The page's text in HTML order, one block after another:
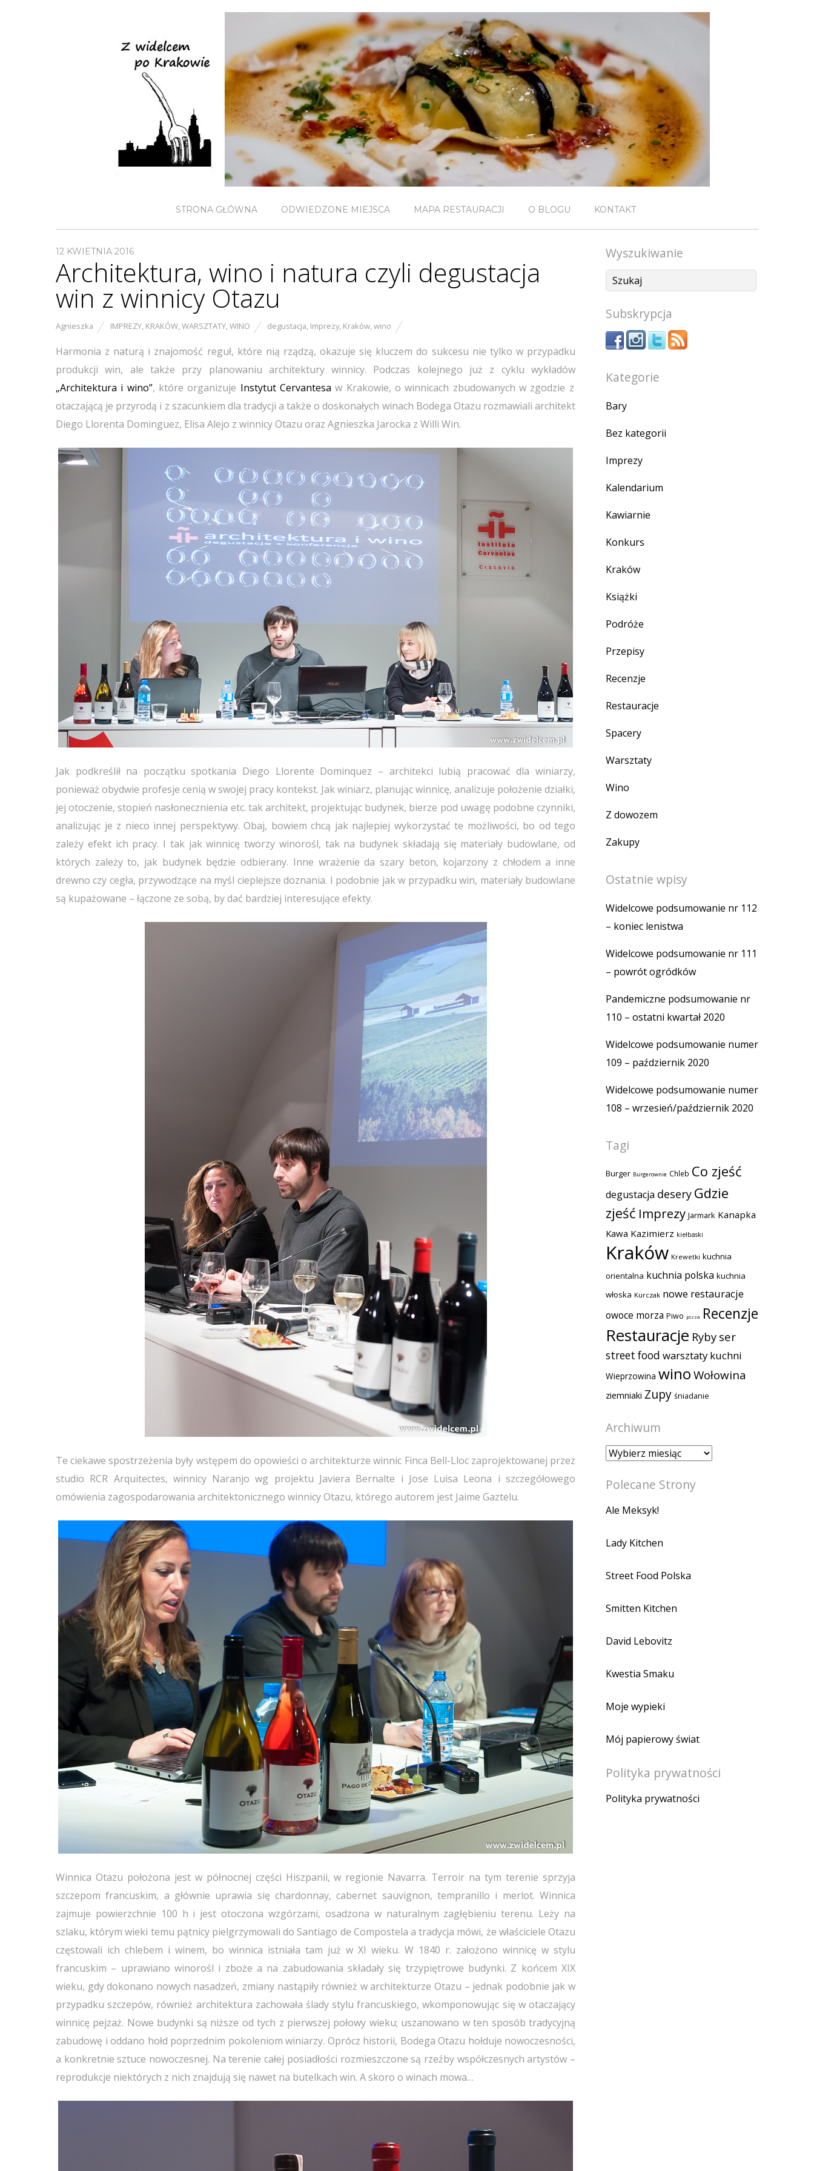
STRONA GŁÓWNA ODWIEDZONE MIEJSCA MAPA RESTAURACJI O BLOGU KONTAKT
12 KWIETNIA 2016
Architektura, wino i natura czyli degustacja
win z winnicy Otazu
Agnieszka IMPREZY, KRAKÓW,WARSZTATY,WINO degustacja, Imprezy, Kraków,wino
Harmonia z naturą i znajomość reguł, które nią rządzą, okazuje się kluczem do sukcesu nie tylko w przypadku
produkcji win, ale także przy planowaniu architektury winnicy. Podczas kolejnego już z cyklu wykładów
„Architektura i wino”, które organizuje Instytut Cervantesa w Krakowie, o winnicach zbudowanych w zgodzie z
otaczającą je przyrodą i z szacunkiem dla tradycji a także o doskonałych winach Bodega Otazu rozmawiali architekt
Diego Llorenta Dominguez, Elisa Alejo z winnicy Otazu oraz Agnieszka Jarocka z Willi Win.
Jak podkreślił na początku spotkania Diego Llorente Dominquez – architekci lubią pracować dla winiarzy,
ponieważ obydwie profesje cenią w swojej pracy kontekst. Jak winiarz, planując winnicę, analizuje położenie działki,
jej otoczenie, stopień nasłonecznienia etc. tak architekt, projektując budynek, bierze pod uwagę podobne czynniki,
analizując je z nieco innej perspektywy. Obaj, bowiem chcą jak najlepiej wykorzystać te możliwości, bo od tego
zależy efekt ich pracy. I tak jak winnicę tworzy winorośl, tak na budynek składają się materiały budowlane, od
których zależy to, jak budynek będzie odbierany. Inne wrażenie da szary beton, kojarzony z chłodem a inne
drewno czy cegła, przywodzące na myśl cieplejsze doznania. I podobnie jak w przypadku win, materiały budowlane
są kupażowane – łączone ze sobą, by dać bardziej interesujące efekty.
Te ciekawe spostrzeżenia były wstępem do opowieści o architekturze winnic Finca Bell-Lloc zaprojektowanej przez
studio RCR Arquitectes, winnicy Naranjo wg projektu Javiera Bernalte i Jose Luisa Leona i szczegółowego
omówienia zagospodarowania architektonicznego winnicy Otazu, którego autorem jest Jaime Gaztelu.
Winnica Otazu położona jest w północnej części Hiszpanii, w regionie Navarra. Terroir na tym terenie sprzyja
szczepom francuskim, a głównie uprawia się chardonnay, cabernet sauvignon, tempranillo i merlot. Winnica
zajmuje powierzchnie 100 h i jest otoczona wzgórzami, osadzona w naturalnym zagłębieniu terenu. Leży na
szlaku, którym wieki temu pątnicy pielgrzymowali do Santiago de Compostela a tradycja mówi, że właściciele Otazu
częstowali ich chlebem i winem, bo winnica istniała tam już w XI wieku. W 1840 r. założono winnicę w stylu
francuskim – uprawiano winorośl i zboże a na zabudowania składały się trzypiętrowe budynki. Z końcem XIX
wieku, gdy dokonano nowych nasadzeń, zmiany nastąpiły również w architekturze Otazu – jednak podobnie jak w
przypadku szczepów, również architektura zachowała ślady stylu francuskiego, wkomponowując się w otaczający
winnicę pejzaż. Nowe budynki są niższe od tych z pierwszej połowy wieku; uszanowano w ten sposób tradycyjną
zabudowę i oddano hołd poprzednim pokoleniom winiarzy. Oprócz historii, Bodega Otazu hołduje nowoczesności,
a konkretnie sztuce nowoczesnej. Na terenie całej posiadłości rozmieszczone są rzeźby współczesnych artystów –
reprodukcje niektórych z nich znajdują się nawet na butelkach win. A skoro o winach mowa…
Wyszukiwanie
Subskrypcja
Kategorie
Bary
Bez kategorii
Imprezy
Kalendarium
Kawiarnie
Konkurs
Kraków
Książki
Podróże
Przepisy
Recenzje
Restauracje
Spacery
Warsztaty
Wino
Z dowozem
Zakupy
Ostatnie wpisy
Widelcowe podsumowanie nr 112
– koniec lenistwa
Widelcowe podsumowanie nr 111
– powrót ogródków
Pandemiczne podsumowanie nr
110 – ostatni kwartał 2020
Widelcowe podsumowanie numer
109 – październik 2020
Widelcowe podsumowanie numer
108 – wrzesień/październik 2020
Tagi
Burger Burgerownie Chleb Co zjeść
degustacja desery Gdzie
zjeść Imprezy Jarmark Kanapka
Kawa Kazimierz kiełbaski
Kraków Krewetki kuchnia
orientalna kuchnia polska kuchnia
włoska Kurczak nowe restauracje
owoce morza Piwo pizza Recenzje
Restauracje Ryby ser
street food warsztaty kuchni
Wieprzowina winoWołowina
ziemniaki Zupy śniadanie
Archiwum
Archiwum
Polecane Strony
Ale Meksyk!
Lady Kitchen
Street Food Polska
Smitten Kitchen
David Lebovitz
Kwestia Smaku
Moje wypieki
Mój papierowy świat
Polityka prywatności
Polityka prywatności